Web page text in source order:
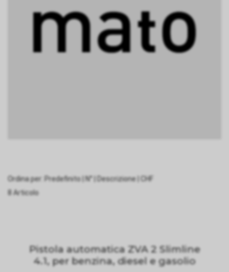
Ordina per: Predefinito N° Descrizione
CHF
8 Articolo
Pistola automatica ZVA 2 Slimline
4.1, per benzina, diesel e gasolio